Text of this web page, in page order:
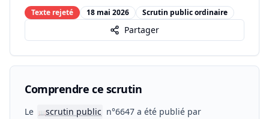
Texte rejeté 18 mai 2026 Scrutin public ordinaire
Partager
Comprendre ce scrutin
Le 📖scrutin public n°6647 a été publié par